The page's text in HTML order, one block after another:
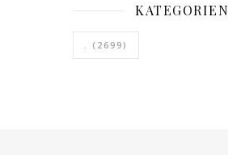
KATEGORIEN
. (2699)